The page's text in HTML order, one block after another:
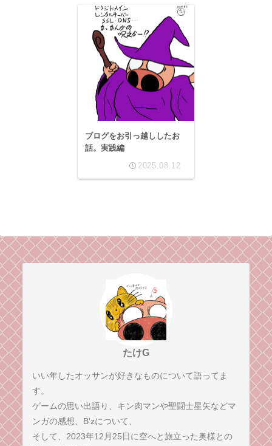
ブログをお引っ越ししたお
話。実践編
2025.08.12
たけG
いい年したオッサンが好きなものについて語ってま
す。
ゲームの思い出語り、キン肉マンや聖闘士星矢などマ
ンガの感想、B'zについて、
そして、2023年12月25日に空へと旅立った奥様との